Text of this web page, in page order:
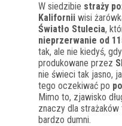
W siedzibie straży
Kalifornii wisi
Światło Stulecia,
nieprzerwanie od
tak, ale nie kiedyś,
produkowane przez
nie świeci tak jasno,
tego oczekiwać po
Mimo to, zjawisko
znaczy dla
bardzo dumni.